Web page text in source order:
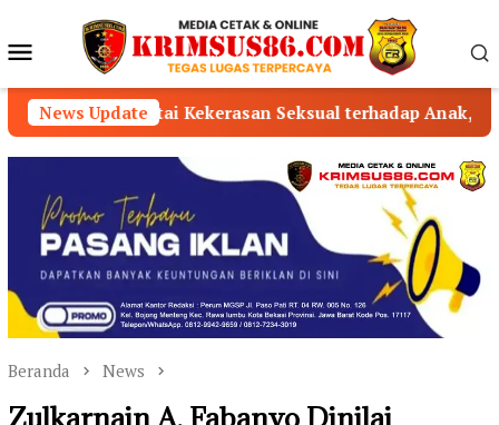
konten Menu
Mobile
News UpdateSeksual terhadap Anak, Pelaku Ditangkap
Beranda News